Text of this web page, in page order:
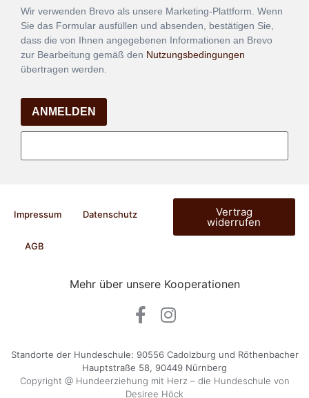
Wir verwenden Brevo als unsere Marketing-Plattform. Wenn
Sie das Formular ausfüllen und absenden, bestätigen Sie,
dass die von Ihnen angegebenen Informationen an Brevo
zur Bearbeitung gemäß den Nutzungsbedingungen
übertragen werden.
ANMELDEN
Impressum Datenschutz
AGB
Vertrag
widerrufen
Mehr über unsere Kooperationen
Standorte der Hundeschule: 90556 Cadolzburg und Röthenbacher
Hauptstraße 58, 90449 Nürnberg
Copyright @ Hundeerziehung mit Herz – die Hundeschule von
Desiree Höck